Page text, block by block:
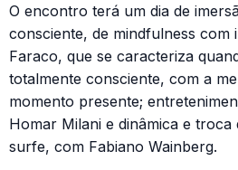
O encontro terá um dia de
consciente, de mindfulness com
Faraco, que se caracteriza
totalmente consciente, com a
momento presente;
Homar Milani e dinâmica e troca
surfe, com Fabiano Wainberg.